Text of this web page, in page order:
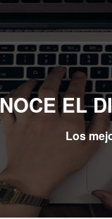
EL
Los